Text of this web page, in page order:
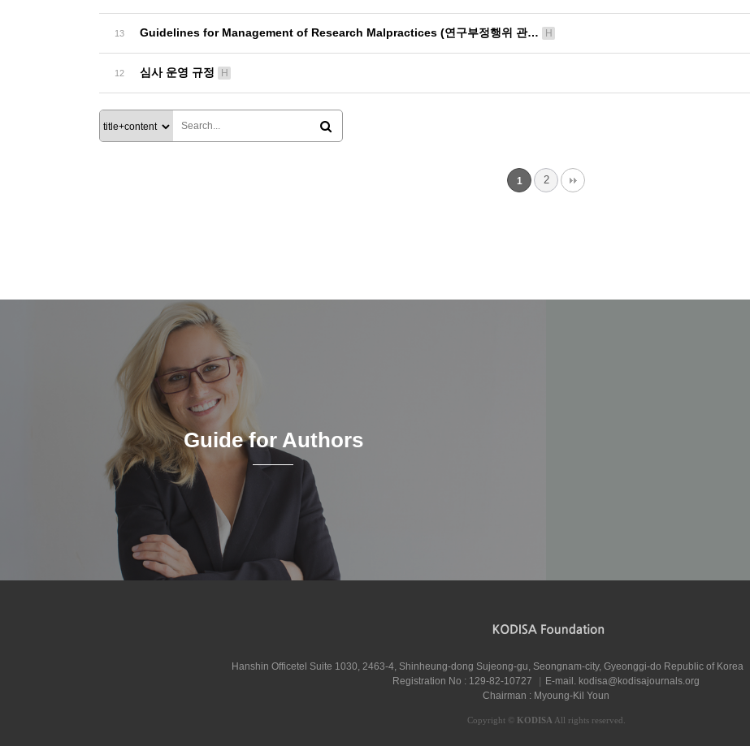
13 Guidelines for Management of Research Malpractices (연구부정행위 관… H
12 심사 운영 규정 H
1 2
Guide for Authors
Hanshin Officetel Suite 1030, 2463-4, Shinheung-dong Sujeong-gu, Seongnam-city, Gyeonggi-do Republic of Korea
Registration No : 129-82-10727
E-mail. kodisa@kodisajournals.org
Chairman : Myoung-Kil Youn
Copyright © KODISA All rights reserved.